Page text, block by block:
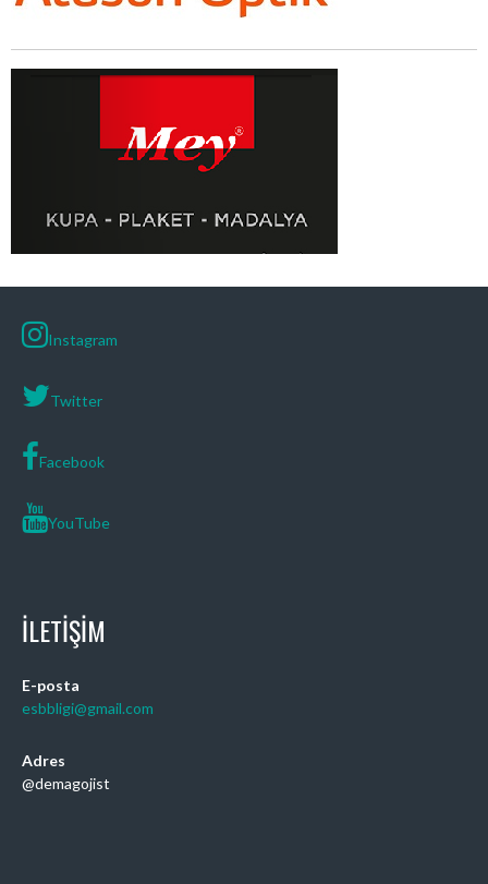
Instagram
Twitter
Facebook
YouTube
İLETIŞIM
E-posta
esbbligi@gmail.com
Adres
@demagojist